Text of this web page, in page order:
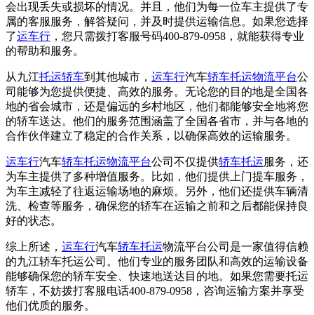
会出现丢失或损坏的情况。并且，他们为每一位车主提供了专
属的客服服务，解答疑问，并及时提供运输信息。如果您选择
了运车行 ，您只需拨打客服号码400-879-0958，就能获得专业
的帮助和服务。
从九江托运轿车到其他城市， 运车行汽车轿车托运物流平台公
司能够为您提供便捷、高效的服务。无论您的目的地是全国各
地的省会城市，还是偏远的乡村地区，他们都能够安全地将您
的轿车送达。他们的服务范围涵盖了全国各省市，并与各地的
合作伙伴建立了稳定的合作关系，以确保高效的运输服务。
运车行汽车轿车托运物流平台公司不仅提供轿车托运服务，还
为车主提供了多种增值服务。比如，他们提供上门提车服务，
为车主减轻了往返运输场地的麻烦。另外，他们还提供车辆清
洗、检查等服务，确保您的轿车在运输之前和之后都能保持良
好的状态。
综上所述， 运车行汽车轿车托运物流平台公司是一家值得信赖
的九江轿车托运公司。他们专业的服务团队和高效的运输设备
能够确保您的轿车安全、快速地送达目的地。如果您需要托运
轿车，不妨拨打客服电话400-879-0958，咨询运输方案并享受
他们优质的服务。